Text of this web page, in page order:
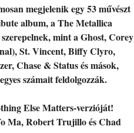
megjelenik egy 53 művészt
album, a The Metallica
mint a Ghost, Corey
St. Vincent, Biffy Clyro,
Chase & Status és mások,
számait feldolgozzák.
Else Matters-verzióját!
Ma, Robert Trujillo és Chad